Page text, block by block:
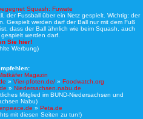
Squash: Fuwate
der Fussball über ein Netz gespielt. Wichtig: der
Gespielt werden darf der Ball nur mit dem Fuß
dass der Ball ähnlich wie beim Squash, auch
werden darf.
Sie hier!
Werbung)
Magazin
» Vier-pfoten.de/» Foodwatch.org
» Niedersachsen.nabu.de
Mitglied im BUND-Niedersachsen und
Nabu)
» Peta.de
mit diesen Seiten zu tun!)